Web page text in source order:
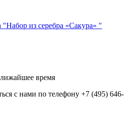
из серебра «Сакура» "
время
с нами по телефону +7 (495) 646-